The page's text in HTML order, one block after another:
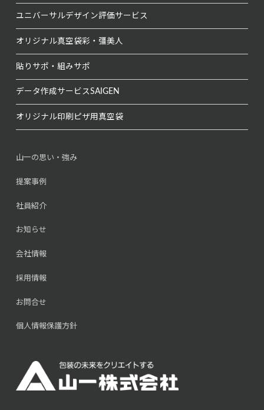
ユニバーサルデザイン評価サービス
オリジナル真空袋彩・彊美人
貼りサポ・組みサポ
データ作成サービスSAIGEN
オリジナル印刷 ピザ用真空袋
山一の思い・強み
提案事例
社員紹介
お知らせ
会社情報
採用情報
お問合せ
個人情報保護方針